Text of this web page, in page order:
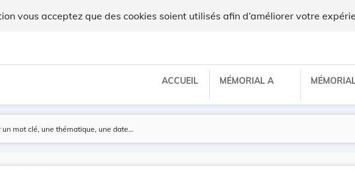
vous acceptez que des cookies soient utilisés afin d’améliorer votre
ACCUEIL MÉMORIAL A